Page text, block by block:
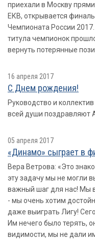
приехали в Москву
ЕКВ, открывается
Чемпионата России
титула чемпионок
вернуть потерянные
16 апреля 2017
С Днем рождения!
Руководство и
всей души поздравляют
05 апреля 2017
«Динамо» сыграет в
Вера Ветрова: «Это
эту задачу мы не могли
важный шаг для нас! Мы
- мы очень хотим
даже выиграть Лигу!
Им нечего было терять,
видимости, мы не дали